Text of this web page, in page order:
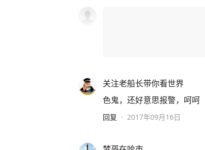
关注老船长带你看世界
色鬼，还好意思报警，呵呵
回复 · 2017年09月16日